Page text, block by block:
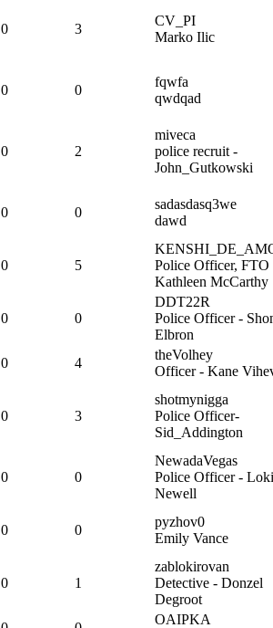
0 3
CV_PI
Marko Ilic
0 0
fqwfa
qwdqad
0 2
miveca
police recruit -
John_Gutkowski
0 0
sadasdasq3we
dawd
0 5
Police Officer, FTO
Kathleen McCarthy
0 0
DDT22R
Police Officer -
Elbron
0 4
theVolhey
Officer - Kane
0 3
shotmynigga
Police Officer-
Sid_Addington
0 0
NewadaVegas
Police Officer - Loki
Newell
0 0
pyzhov0
Emily Vance
0 1
zablokirovan
Detective - Donzel
Degroot
OAIPKA